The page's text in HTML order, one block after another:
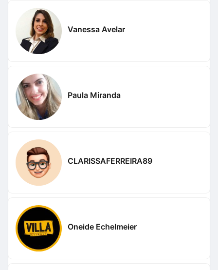
Vanessa Avelar
Paula Miranda
CLARISSAFERREIRA89
Oneide Echelmeier